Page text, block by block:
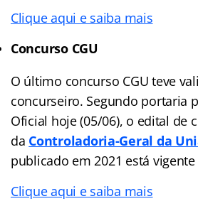
Clique aqui e saiba mais
Concurso CGU
O último concurso CGU teve
concurseiro. Segundo portaria
Oficial hoje (05/06), o edital de
da Controladoria-Geral da
publicado em 2021 está
Clique aqui e saiba mais